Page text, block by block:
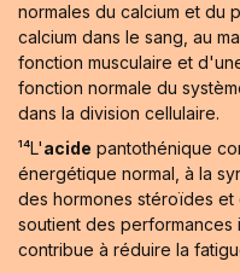
normales du calcium et du
calcium dans le sang, au
fonction musculaire et
fonction normale du
dans la division cellulaire.
¹⁴L'acide pantothénique
énergétique normal, à la
des hormones stéroïdes et
soutient des performances
contribue à réduire la